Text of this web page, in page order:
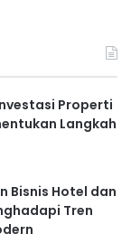
Properti
Langkah
Bisnis Hotel dan
Tren